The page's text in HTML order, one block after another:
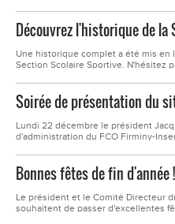
District de la Loire en terminant
groupe.&nbsp;Ils défendront à la
entre 14h00...
Découvrez l'historique de
Une historique complet a été mis
Section Scolaire Sportive. N'hésitez
Soirée de présentation du
Lundi 22 décembre le président
d'administration du FCO Firminy-
Roche-la-Molière que se sont
vétérans, les seniors, les U19, les
Bonnes fêtes de fin d'année !
Le président et le Comité Directeur
souhaitent de passer d'excellentes